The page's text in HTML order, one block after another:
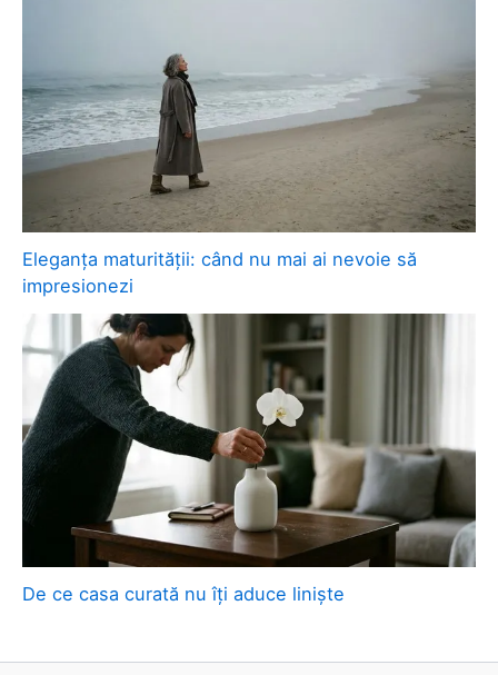
Eleganța maturității: când nu mai ai nevoie să
impresionezi
De ce casa curată nu îți aduce liniște